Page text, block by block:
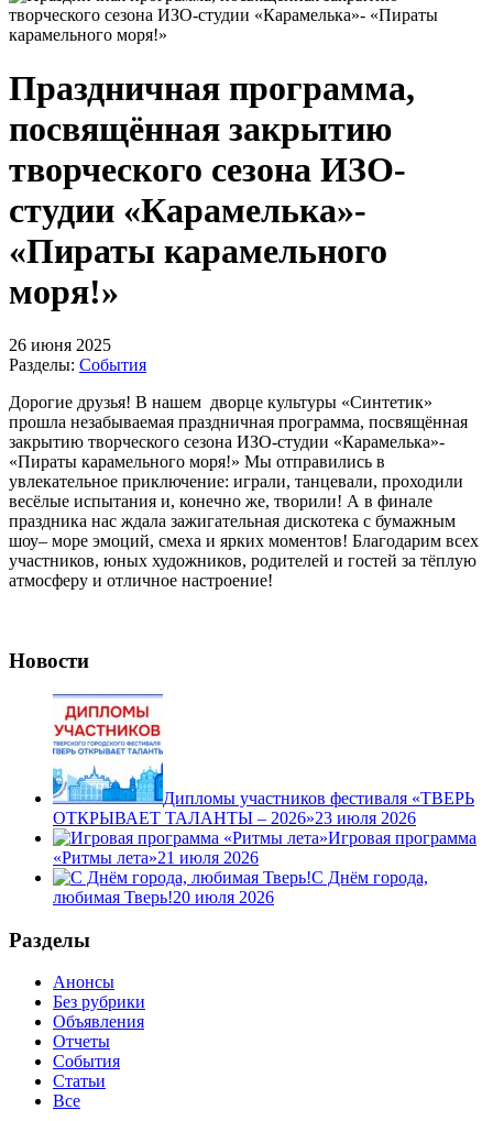
Праздничная программа,
посвящённая закрытию
творческого сезона ИЗО-
студии «Карамелька»-
«Пираты карамельного
моря!»
26 июня 2025
Разделы: События
Дорогие друзья! В нашем дворце культуры «Синтетик»
прошла незабываемая праздничная программа, посвящённая
закрытию творческого сезона ИЗО-студии «Карамелька»-
«Пираты карамельного моря!» Мы отправились в
увлекательное приключение: играли, танцевали, проходили
весёлые испытания и, конечно же, творили! А в финале
праздника нас ждала зажигательная дискотека с бумажным
шоу– море эмоций, смеха и ярких моментов! Благодарим всех
участников, юных художников, родителей и гостей за тёплую
атмосферу и отличное настроение!
Новости
Дипломы участников фестиваля «ТВЕРЬ
ОТКРЫВАЕТ ТАЛАНТЫ – 2026»23 июля 2026
Игровая программа
«Ритмы лета»21 июля 2026
С Днём города,
любимая Тверь!20 июля 2026
Разделы
Анонсы
Без рубрики
Объявления
Отчеты
События
Статьи
Все